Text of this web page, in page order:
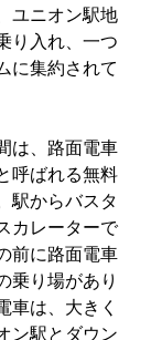
ユニオン駅地
り入れ、一つ
に集約されて
は、路面電車
呼ばれる無料
駅からバスタ
カレーターで
前に路面電車
乗り場があり
車は、大きく
ン駅とダウン